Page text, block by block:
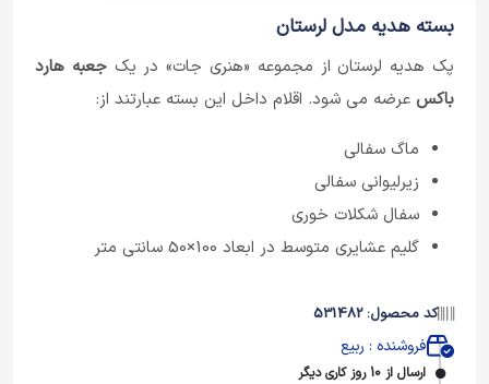
بسته هدیه مدل لرستان
پک هدیه لرستان از مجموعه «هنری جات» در یکجعبه هارد
باکس عرضه می شود. اقلام داخل این بسته عبارتند از:
ماگ سفالی
زیرلیوانی سفالی
سفال شکلات خوری
گلیم عشایری متوسط در ابعاد 100×50 سانتی متر
کد محصول: 531482
فروشنده : ربیع
ارسال از 10 روز کاری دیگر